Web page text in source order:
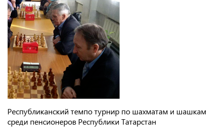
Республиканский темпо турнир по шахматам и шашкам
среди пенсионеров Республики Татарстан